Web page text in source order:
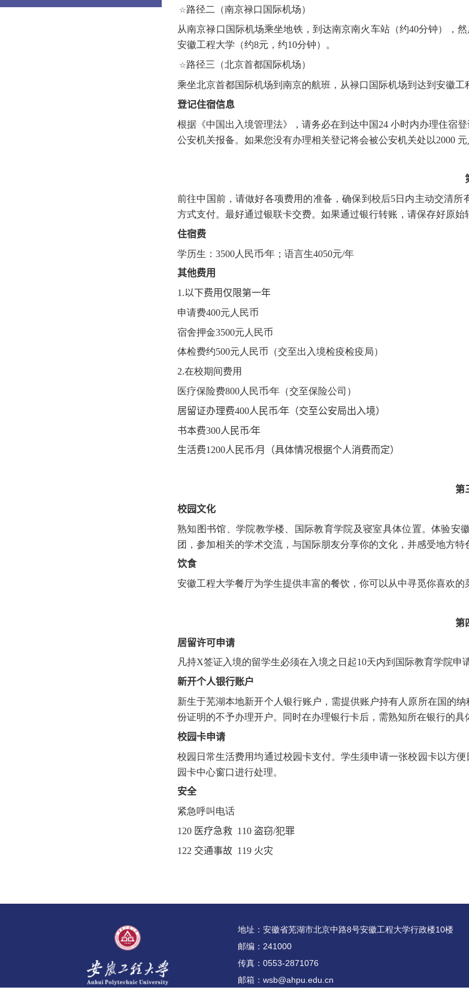
☆路径二（南京禄口国际机场）
从南京禄口国际机场乘坐地铁，到达南京南火车站（约40分钟），
安徽工程大学（约8元，约10分钟）。
☆路径三（北京首都国际机场）
乘坐北京首都国际机场到南京的航班，从禄口国际机场到达到安徽工
登记住宿信息
根据《中国出入境管理法》，请务必在到达中国 24 小时内办理住宿
公安机关报备。如果您没有办理相关登记将会被公安机关处以2000 元
前往中国前，请做好各项费用的准备，确保到校后5日内主动交清所
方式支付。最好通过银联卡交费。如果通过银行转账，请保存好原始
住宿费
学历生： 3500 人民币∕年；语言生4050元/年
其他费用
1.以下费用仅限第一年
申请费400元人民币
宿舍押金3500元人民币
体检费约500元人民币（交至出入境检疫检疫局）
2.在校期间费用
医疗保险费800 人民币∕年（交至保险公司）
居留证办理费400人民币∕年（交至公安局出入境）
书本费300人民币∕年
生活费1200人民币∕月（具体情况根据个人消费而定）
第
校园文化
熟知图书馆、学院教学楼、国际教育学院及寝室具体位置。体验
团，参加相关的学术交流，与国际朋友分享你的文化，并感受地方特
饮食
安徽工程大学餐厅为学生提供丰富的餐饮，你可以从中寻觅你喜欢的
第
居留许可申请
凡持X签证入境的留学生必须在入境之日起10天内到国际教育学院申
新开个人银行账户
新生于芜湖本地新开个人银行账户，需提供账户持有人原所在国的
份证明的不予办理开户。同时在办理银行卡后，需熟知所在银行的具
校园卡申请
校园日常生活费用均通过校园卡支付。学生须申请一张校园卡以方
园卡中心窗口进行处理。
安全
紧急呼叫电话
120 医疗急救 110 盗窃/犯罪
122 交通事故 119 火灾
地址：安徽省芜湖市北京中路8号安徽工程大学行政楼10楼
邮编：241000
传真：0553-2871076
邮箱：wsb@ahpu.edu.cn